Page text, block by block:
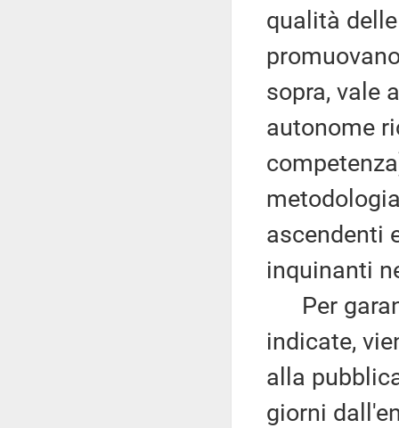
qualità
sopra, vale
autonome
ascendenti
inquinanti
Per
indicate,
alla
giorni